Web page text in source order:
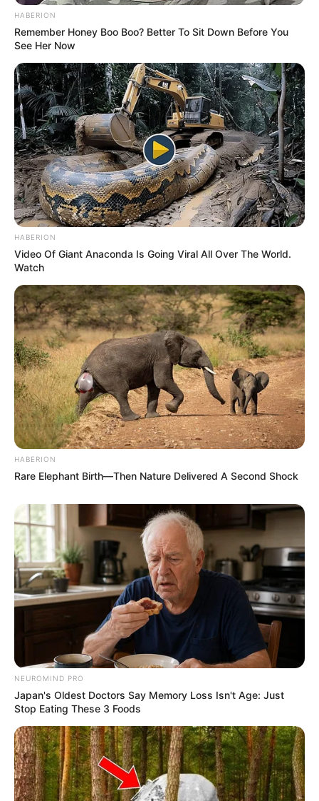
Tags: Narendra Modi France visit
HABERION
Remember Honey Boo Boo? Better To Sit Down Before You
See Her Now
HABERION
Video Of Giant Anaconda Is Going Viral All Over The World.
Watch
HABERION
Rare Elephant Birth—Then Nature Delivered A Second Shock
NEUROMIND PRO
Japan's Oldest Doctors Say Memory Loss Isn't Age: Just
Stop Eating These 3 Foods